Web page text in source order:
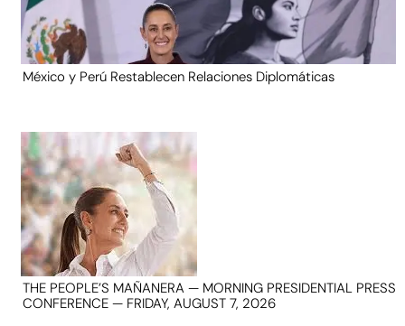
México y Perú Restablecen Relaciones Diplomáticas
THE PEOPLE’S MAÑANERA — MORNING PRESIDENTIAL PRESS
CONFERENCE — FRIDAY, AUGUST 7, 2026